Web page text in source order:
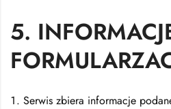
5.
Serwis zbiera informacje